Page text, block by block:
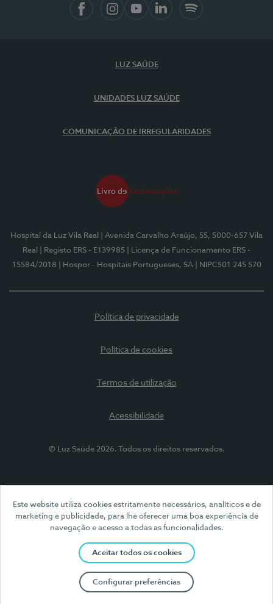
Este website utiliza cookies estritamente necessários, analíticos e de
marketing e publicidade, para lhe oferecer uma boa experiência de
navegação e acesso a todas as funcionalidades.
Aceitar todos os cookies
Configurar preferências
LUZ SAÚDE
UNIDADES LUZ SAÚDE
COMUNICAÇÃO DE IRREGULARIDADES
Hospital da Luz Vila Real
| Avenida Carvalho Araújo, 55, 5000-657 Vila
Real
| Registo ERS - E139985
| Licença de Funcionamento ERS -
15584/2018
| Hospor - Hospitais Portugueses, SA | NIPC501 245 570
Política de privacidade
Política de cookies
Termos de utilização
Acessibilidade
© Luz Saúde 2026. Todos os direitos reservados.